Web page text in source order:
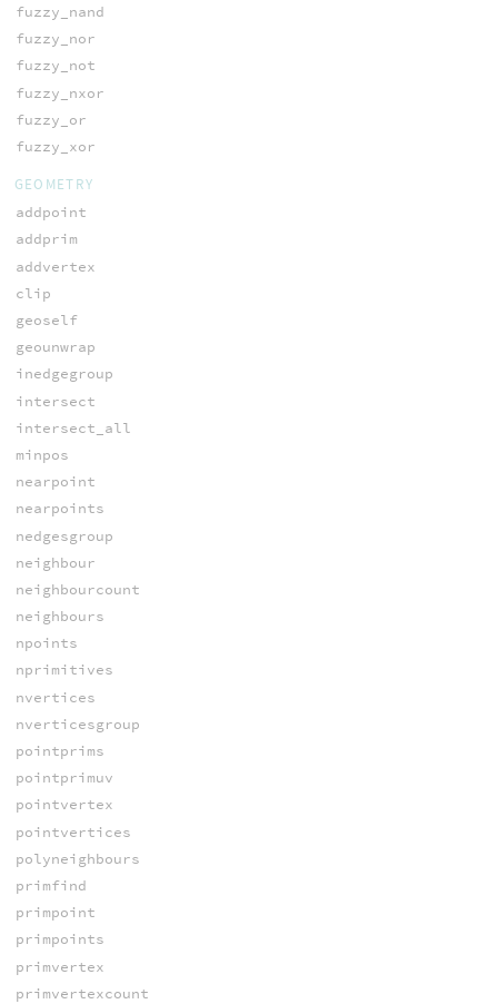
fuzzy_nand
fuzzy_nor
fuzzy_not
fuzzy_nxor
fuzzy_or
fuzzy_xor
GEOMETRY
addpoint
addprim
addvertex
clip
geoself
geounwrap
inedgegroup
intersect
intersect_all
minpos
nearpoint
nearpoints
nedgesgroup
neighbour
neighbourcount
neighbours
npoints
nprimitives
nvertices
nverticesgroup
pointprims
pointprimuv
pointvertex
pointvertices
polyneighbours
primfind
primpoint
primpoints
primvertex
primvertexcount